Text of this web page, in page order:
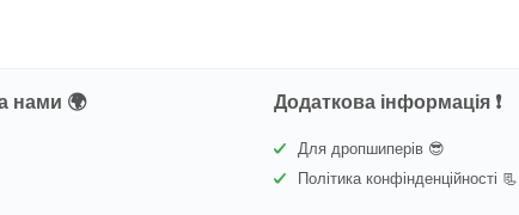
нами 🌍 Додаткова інформація ❗
Для дропшиперів 😎
Політика конфінденційності 📃